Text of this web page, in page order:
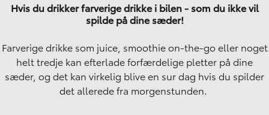
Hvis du drikker farverige drikke i bilen - som du ikke vil
spilde på dine sæder!
Farverige drikke som juice, smoothie on-the-go eller noget
helt tredje kan efterlade forfærdelige pletter på dine
sæder, og det kan virkelig blive en sur dag hvis du spilder
det allerede fra morgenstunden.